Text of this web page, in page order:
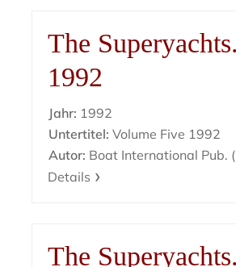
The Superyachts.
1992
Jahr: 1992
Untertitel: Volume Five 1992
Autor: Boat International Pub.
Details
The Superyachts.